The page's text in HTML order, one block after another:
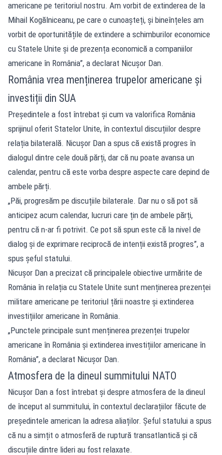
americane pe teritoriul nostru. Am vorbit de extinderea de la
Mihail Kogălniceanu, pe care o cunoașteți, și bineînțeles am
vorbit de oportunitățile de extindere a schimburilor economice
cu Statele Unite și de prezența economică a companiilor
americane în România”, a declarat Nicușor Dan.
România vrea menținerea trupelor americane și
investiții din SUA
Președintele a fost întrebat și cum va valorifica România
sprijinul oferit Statelor Unite, în contextul discuțiilor despre
relația bilaterală. Nicușor Dan a spus că există progres în
dialogul dintre cele două părți, dar că nu poate avansa un
calendar, pentru că este vorba despre aspecte care depind de
ambele părți.
„Păi, progresăm pe discuțiile bilaterale. Dar nu o să pot să
anticipez acum calendar, lucruri care țin de ambele părți,
pentru că n-ar fi potrivit. Ce pot să spun este că la nivel de
dialog și de exprimare reciprocă de intenții există progres”, a
spus șeful statului.
Nicușor Dan a precizat că principalele obiective urmărite de
România în relația cu Statele Unite sunt menținerea prezenței
militare americane pe teritoriul țării noastre și extinderea
investițiilor americane în România.
„Punctele principale sunt menținerea prezenței trupelor
americane în România și extinderea investițiilor americane în
România”, a declarat Nicușor Dan.
Atmosfera de la dineul summitului NATO
Nicușor Dan a fost întrebat și despre atmosfera de la dineul
de început al summitului, în contextul declarațiilor făcute de
președintele american la adresa aliaților. Șeful statului a spus
că nu a simțit o atmosferă de ruptură transatlantică și că
discuțiile dintre lideri au fost relaxate.